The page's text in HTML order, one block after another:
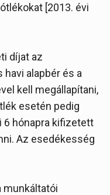
[2013. évi
díjat az
alapbér és a
kell megállapítani,
esetén pedig
6 hónapra kifizetett
Az esedékesség
munkáltatói